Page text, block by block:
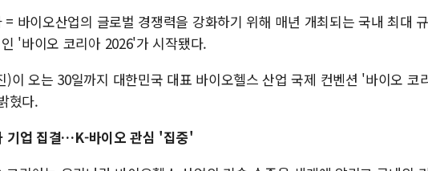
바이오산업의 글로벌 경쟁력을 강화하기 위해 매년 개최되는 국내 최대
'바이오 코리아 2026'가 시작됐다.
)이 오는 30일까지 대한민국 대표 바이오헬스 산업 국제 컨벤션 '바이오 코
혔다.
업 집결…K-바이오 관심 '집중'